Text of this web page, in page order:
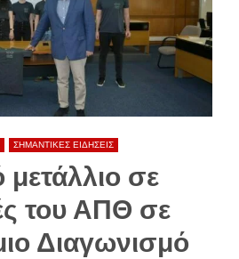
ΣΗΜΑΝΤΙΚΕΣ ΕΙΔΗΣΕΙΣ
σε
του ΑΠΘ σε
Διαγωνισμό